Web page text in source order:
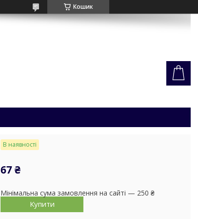
Кошик
В наявності
67 ₴
Мінімальна сума замовлення на сайті — 250 ₴
Купити